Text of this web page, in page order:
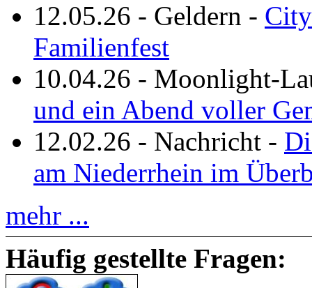
12.05.26 - Geldern -
Familienfest
10.04.26 - Moonlight-
und ein Abend voller
12.02.26 - Nachricht -
am Niederrhein im
mehr ...
Häufig gestellte Fragen: